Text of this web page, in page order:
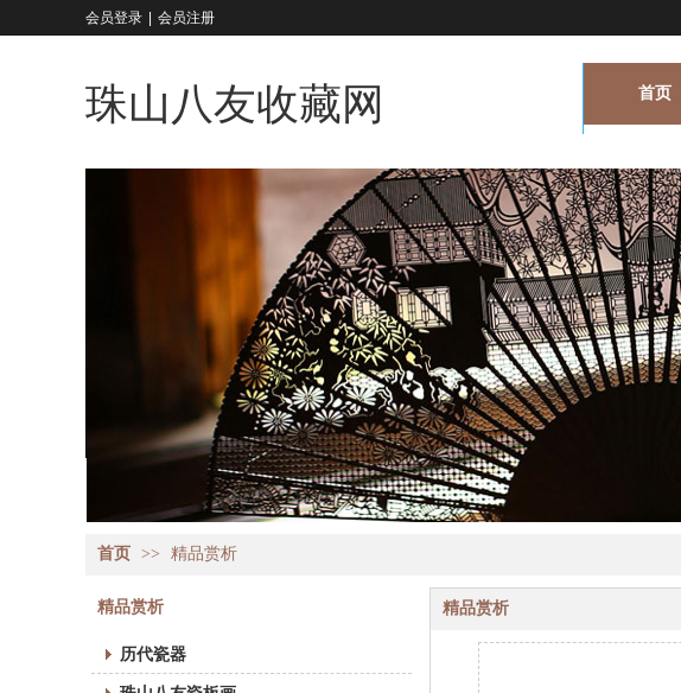
珠山八友收藏网 首页
会员登录 会员注册
首页 >> 精品赏析
精品赏析
历代瓷器
精品赏析